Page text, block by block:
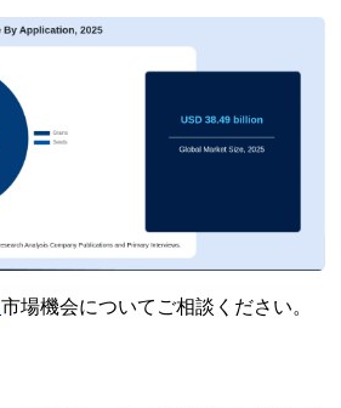
市場機会についてご相談ください。